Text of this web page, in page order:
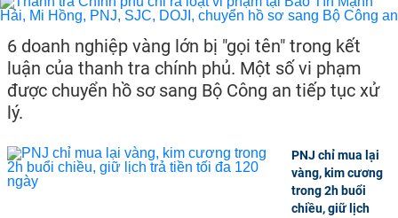
6 doanh nghiệp vàng lớn bị "gọi tên" trong kết
luận của thanh tra chính phủ. Một số vi phạm
được chuyển hồ sơ sang Bộ Công an tiếp tục xử
lý.
PNJ chỉ mua lại
vàng, kim cương
trong 2h buổi
chiều, giữ lịch